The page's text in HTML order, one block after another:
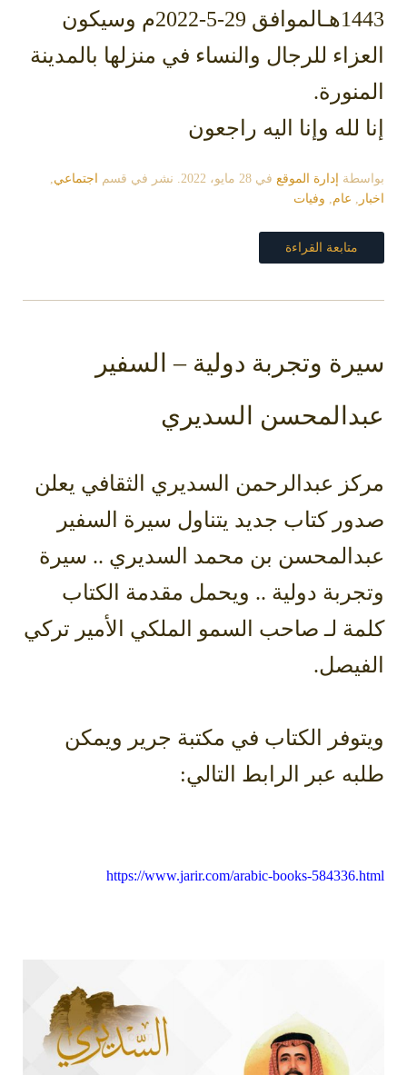
1443هـالموافق 29-5-2022م وسيكون
العزاء للرجال والنساء في منزلها بالمدينة
المنورة.
إنا لله وإنا اليه راجعون
بواسطة إدارة الموقع في 28 مايو، 2022 . نشر في قسم اجتماعي,
اخبار , عام, وفيات
متابعة القراءة
سيرة وتجربة دولية – السفير
عبدالمحسن السديري
مركز عبدالرحمن السديري الثقافي يعلن
صدور كتاب جديد يتناول سيرة السفير
عبدالمحسن بن محمد السديري .. سيرة
وتجربة دولية .. ويحمل مقدمة الكتاب
كلمة لـ صاحب السمو الملكي الأمير تركي
الفيصل.
ويتوفر الكتاب في مكتبة جرير ويمكن
طلبه عبر الرابط التالي:
https://www.jarir.com/arabic-books-584336.html